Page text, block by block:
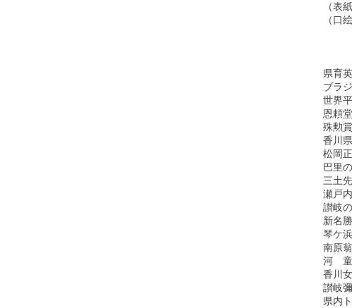
（表
（口
登
プ
県育
ブラ
世界
恩頼
殊勲
香川
松岡
巴里
三土
瀬戸
讃岐
新名
琴ケ
南原
河　
香川
讃岐
県内